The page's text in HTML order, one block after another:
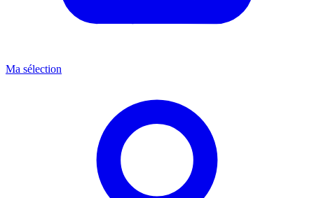
Ma sélection